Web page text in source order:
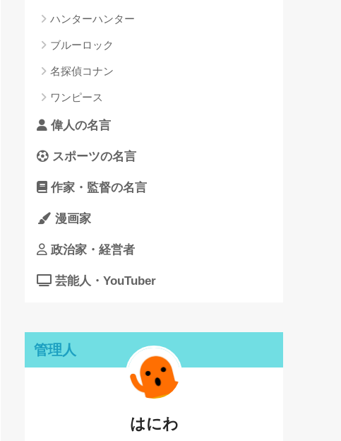
ハンターハンター
ブルーロック
名探偵コナン
ワンピース
偉人の名言
スポーツの名言
作家・監督の名言
漫画家
政治家・経営者
芸能人・YouTuber
管理人
はにわ